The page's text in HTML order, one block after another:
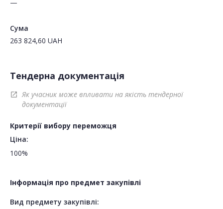
—
Сума
263 824,60 UAH
Тендерна документація
open_in_new
Як учасник може впливати на якість тендерної
документації
Критерії вибору переможця
Ціна:
100%
Інформація про предмет закупівлі
Вид предмету закупівлі: